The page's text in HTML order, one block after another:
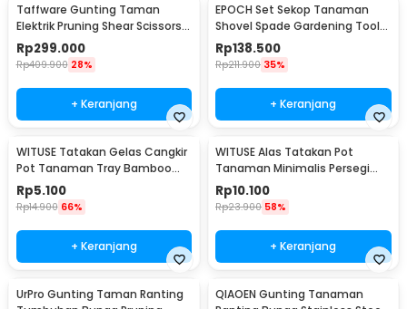
Taffware Gunting Taman
Elektrik Pruning Shear Scissors
48Vf 1500mAh - VIO48
Rp299.000
Rp409.900 28%
+ Keranjang
EPOCH Set Sekop Tanaman
Shovel Spade Gardening Tools
10 PCS - LXY55
Rp138.500
Rp211.900 35%
+ Keranjang
WITUSE Tatakan Gelas Cangkir
Pot Tanaman Tray Bamboo
Coaster 85mm - EQF301
Rp5.100
Rp14.900 66%
+ Keranjang
WITUSE Alas Tatakan Pot
Tanaman Minimalis Persegi
Panjang Bamboo Tray
175x88x10mm - EQF301
Rp10.100
Rp23.900 58%
+ Keranjang
UrPro Gunting Taman Ranting
QIAOEN Gunting Tanaman